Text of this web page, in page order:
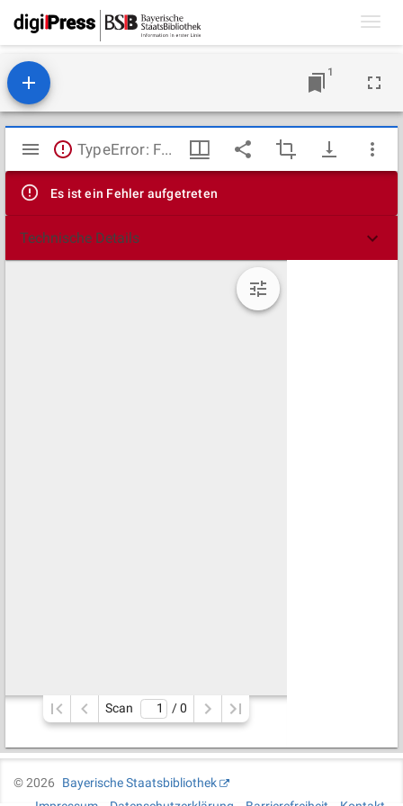
1
Mirador
Viewer
TypeError: Failed to fetch
Es ist ein Fehler aufgetreten
Technische Details
Scan / 0
©2026
Bayerische Staatsbibliothek